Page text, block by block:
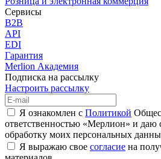
Сервисы
B2B
API
EDI
Гарантия
Merlion Академия
Подписка на рассылку
Настроить рассылку
Я ознакомлен с Политикой
ответственностью «Мерлион» и даю
обработку моих персональных
Я выражаю свое согласие на